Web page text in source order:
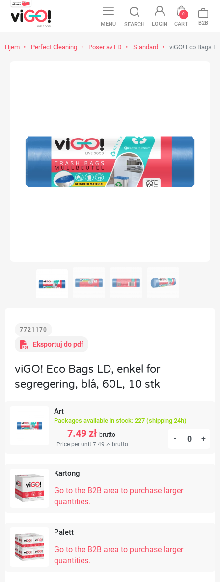
MENU SEARCH LOGIN CART
0
B2B
Hjem Perfect Cleaning Poser av LD Standard viGO! Eco Bags
7721170
Eksportuj do pdf
viGO! Eco Bags LD, enkel for
segregering, blå, 60L, 10 stk
Art
Packages available in stock: 227 (shipping 24h)
7.49 zł brutto
Price per unit 7.49 zł brutto
- +
Kartong
Go to the B2B area to purchase larger
quantities.
Palett
Go to the B2B area to purchase larger
quantities.